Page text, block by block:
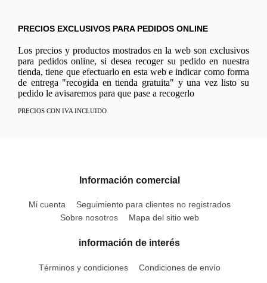
PRECIOS EXCLUSIVOS PARA PEDIDOS ONLINE
Los precios y productos mostrados en la web son exclusivos
para pedidos online, si desea recoger su pedido en nuestra
tienda, tiene que efectuarlo en esta web e indicar como forma
de entrega "recogida en tienda gratuita" y una vez listo su
pedido le avisaremos para que pase a recogerlo
PRECIOS CON IVA INCLUIDO
Información comercial
Mi cuenta
Seguimiento para clientes no registrados
Sobre nosotros
Mapa del sitio web
información de interés
Términos y condiciones Condiciones de envío